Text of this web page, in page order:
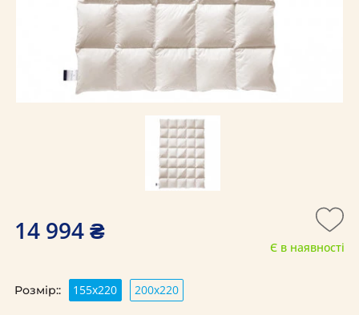
14 994 ₴
Є в наявності
Розмір:: 155x220 200х220